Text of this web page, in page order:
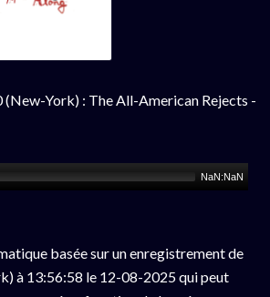
(New-York) : The All-American Rejects -
NaN:NaN
basée sur un enregistrement de
à 13:56:58 le 12-08-2025 qui peut